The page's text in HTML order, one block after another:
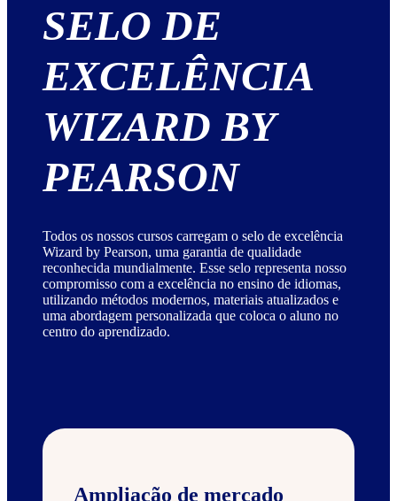
SELO DE
EXCELÊNCIA
WIZARD BY
PEARSON
Todos os nossos cursos carregam o selo de excelência
Wizard by Pearson, uma garantia de qualidade
reconhecida mundialmente. Esse selo representa nosso
compromisso com a excelência no ensino de idiomas,
utilizando métodos modernos, materiais atualizados e
uma abordagem personalizada que coloca o aluno no
centro do aprendizado.
Ampliação de mercado